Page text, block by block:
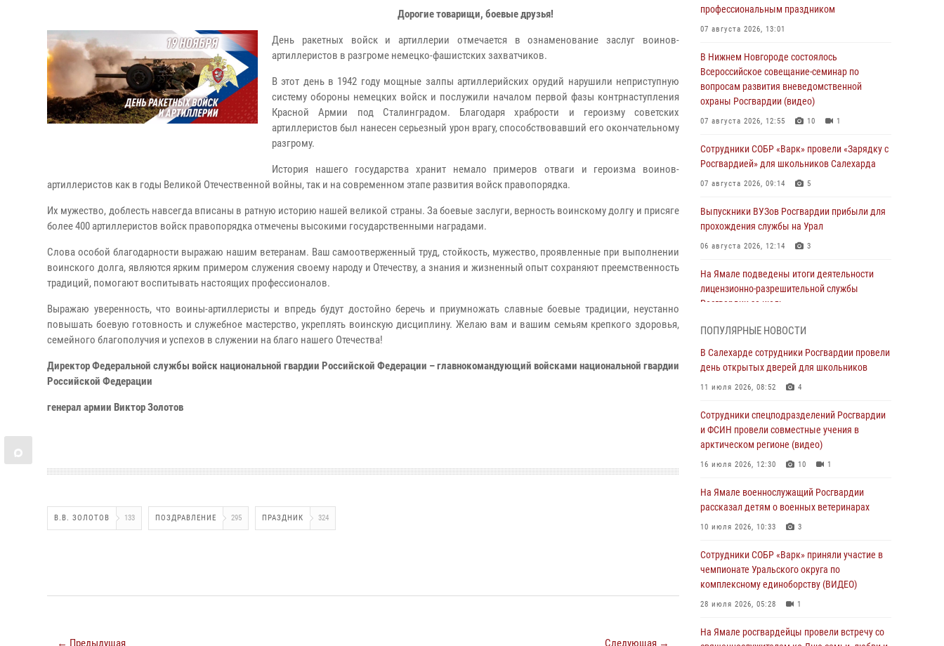
Дорогие товарищи, боевые друзья!
День ракетных войск и артиллерии отмечается в ознаменование заслуг воинов-
артиллеристов в разгроме немецко-фашистских захватчиков.
В этот день в 1942 году мощные залпы артиллерийских орудий нарушили неприступную
систему обороны немецких войск и послужили началом первой фазы контрнаступления
Красной Армии под Сталинградом. Благодаря храбрости и героизму советских
артиллеристов был нанесен серьезный урон врагу, способствовавший его окончательному
разгрому.
История нашего государства хранит немало примеров отваги и героизма воинов-
артиллеристов как в годы Великой Отечественной войны, так и на современном этапе развития войск правопорядка.
Их мужество, доблесть навсегда вписаны в ратную историю нашей великой страны. За боевые заслуги, верность воинскому долгу и присяге
более 400 артиллеристов войск правопорядка отмечены высокими государственными наградами.
Слова особой благодарности выражаю нашим ветеранам. Ваш самоотверженный труд, стойкость, мужество, проявленные при выполнении
воинского долга, являются ярким примером служения своему народу и Отечеству, а знания и жизненный опыт сохраняют преемственность
традиций, помогают воспитывать настоящих профессионалов.
Выражаю уверенность, что воины-артиллеристы и впредь будут достойно беречь и приумножать славные боевые традиции, неустанно
повышать боевую готовность и служебное мастерство, укреплять воинскую дисциплину. Желаю вам и вашим семьям крепкого здоровья,
семейного благополучия и успехов в служении на благо нашего Отечества!
Директор Федеральной службы войск национальной гвардии Российской Федерации – главнокомандующий войсками национальной гвардии
Российской Федерации
генерал армии Виктор Золотов
В.В. ЗОЛОТОВ 133 ПОЗДРАВЛЕНИЕ 295 ПРАЗДНИК 324
← Предыдущая Следующая →
профессиональным праздником
07 августа 2026, 13:01
В Нижнем Новгороде состоялось
Всероссийское совещание-семинар по
вопросам развития вневедомственной
охраны Росгвардии (видео)
07 августа 2026, 12:55 10 1
Сотрудники СОБР «Варк» провели «Зарядку с
Росгвардией» для школьников Салехарда
07 августа 2026, 09:14 5
Выпускники ВУЗов Росгвардии прибыли для
прохождения службы на Урал
06 августа 2026, 12:14 3
На Ямале подведены итоги деятельности
лицензионно-разрешительной службы
Росгвардии за июль
Росгвардия обеспечила общественный
порядок в период празднования Дня ВДВ на
Генерал-полковник Юрий Аверин выступил на
Всероссийском молодёжном
образовательном форуме «Территория
03 августа 2026, 06:54 2
Директор Росгвардии Герой России генерал
специалистов подразделений тыла с
профессиональным праздником
01 августа 2026, 11:28
мастерство на Ямале
ПОПУЛЯРНЫЕ НОВОСТИ
В Салехарде сотрудники Росгвардии провели
день открытых дверей для школьников
11 июля 2026, 08:52 4
Сотрудники спецподразделений Росгвардии
и ФСИН провели совместные учения в
арктическом регионе (видео)
16 июля 2026, 12:30 10 1
На Ямале военнослужащий Росгвардии
рассказал детям о военных ветеринарах
10 июля 2026, 10:33 3
Сотрудники СОБР «Варк» приняли участие в
чемпионате Уральского округа по
комплексному единоборству (ВИДЕО)
28 июля 2026, 05:28 1
На Ямале росгвардейцы провели встречу со